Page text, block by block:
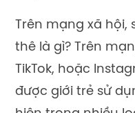
Trên mạng xã hội,
thê là gì? Trên
TikTok, hoặc
được giới trẻ sử